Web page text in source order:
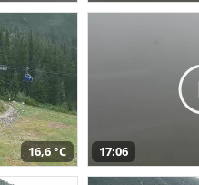
16,6 °C 17:06